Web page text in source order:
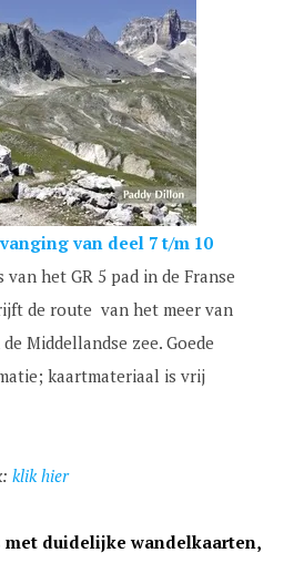
van deel 7 t/m 10
het GR 5 pad in de Franse
de route van het meer van
Middellandse zee. Goede
kaartmateriaal is vrij
klik hier
met duidelijke wandelkaarten,